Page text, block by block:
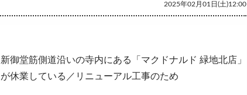
2025年02月01日(土)12:00
新御堂筋側道沿いの寺内にある「マクドナルド 緑地北店」
が休業している／リニューアル工事のため